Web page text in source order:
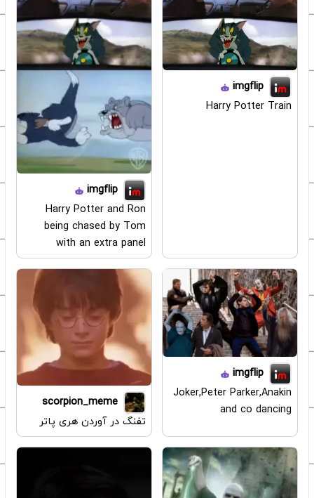
imgflip
Harry Potter Train
imgflip
Harry Potter and Ron
being chased by Tom
with an extra panel
imgflip
Joker,Peter Parker,Anakin
and co dancing
scorpion_meme
تفنگ در آوردن هری پاتر